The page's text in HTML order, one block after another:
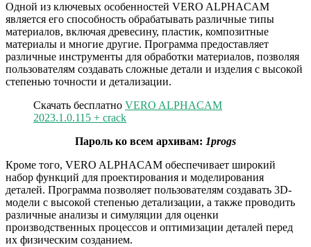
Одной из ключевых особенностей VERO ALPHACAM
является его способность обрабатывать различные типы
материалов, включая древесину, пластик, композитные
материалы и многие другие. Программа предоставляет
различные инструменты для обработки материалов, позволяя
пользователям создавать сложные детали и изделия с высокой
степенью точности и детализации.
Скачать бесплатно VERO ALPHACAM
2023.1.0.115 + crack
Пароль ко всем архивам: 1progs
Кроме того, VERO ALPHACAM обеспечивает широкий
набор функций для проектирования и моделирования
деталей. Программа позволяет пользователям создавать 3D-
модели с высокой степенью детализации, а также проводить
различные анализы и симуляции для оценки
производственных процессов и оптимизации деталей перед
их физическим созданием.